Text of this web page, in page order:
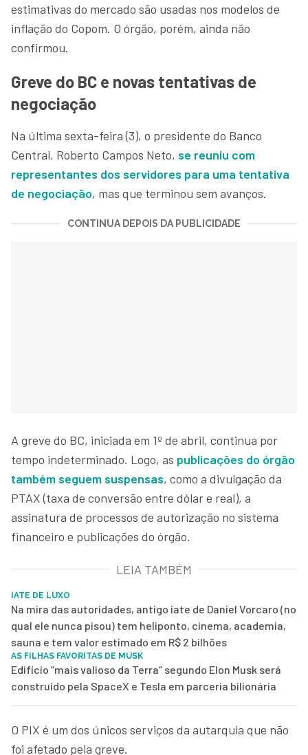
estimativas do mercado são usadas nos modelos de
inflação do Copom. O órgão, porém, ainda não
confirmou.
Greve do BC e novas tentativas de
negociação
Na última sexta-feira (3), o presidente do Banco
Central, Roberto Campos Neto, se reuniu com
representantes dos servidores para uma tentativa
de negociação, mas que terminou sem avanços.
CONTINUA DEPOIS DA PUBLICIDADE
A greve do BC, iniciada em 1º de abril, continua por
tempo indeterminado. Logo, as publicações do órgão
também seguem suspensas, como a divulgação da
PTAX (taxa de conversão entre dólar e real), a
assinatura de processos de autorização no sistema
financeiro e publicações do órgão.
LEIA TAMBÉM
IATE DE LUXO
Na mira das autoridades, antigo iate de Daniel Vorcaro (no
qual ele nunca pisou) tem heliponto, cinema, academia,
sauna e tem valor estimado em R$ 2 bilhões
AS FILHAS FAVORITAS DE MUSK
Edifício “mais valioso da Terra” segundo Elon Musk será
construído pela SpaceX e Tesla em parceria bilionária
O PIX é um dos únicos serviços da autarquia que não
foi afetado pela greve.